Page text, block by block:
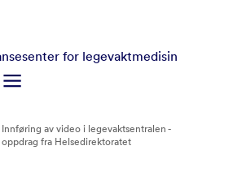
for legevaktmedisin
Innføring av video i legevaktsentralen -
oppdrag fra Helsedirektoratet